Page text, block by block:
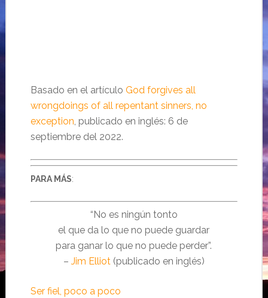
Basado en el artículo God forgives all
wrongdoings of all repentant sinners, no
exception, publicado en inglés: 6 de
septiembre del 2022.
PARA MÁS:
“No es ningún tonto
el que da lo que no puede guardar
para ganar lo que no puede perder”.
– Jim Elliot(publicado en inglés)
Ser fiel, poco a poco